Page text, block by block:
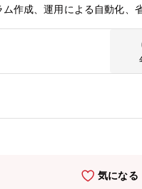
作成、運用による自動化、省
気になる